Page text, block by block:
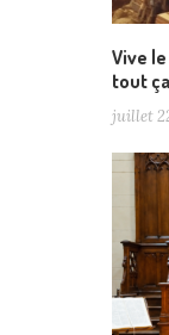
Vive
tout
juillet